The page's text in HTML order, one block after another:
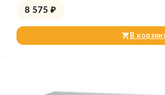
8 575 ₽
В